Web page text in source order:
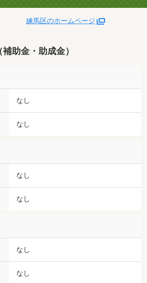
練馬区のホームページ
助金・助成金）
なし
なし
なし
なし
なし
なし